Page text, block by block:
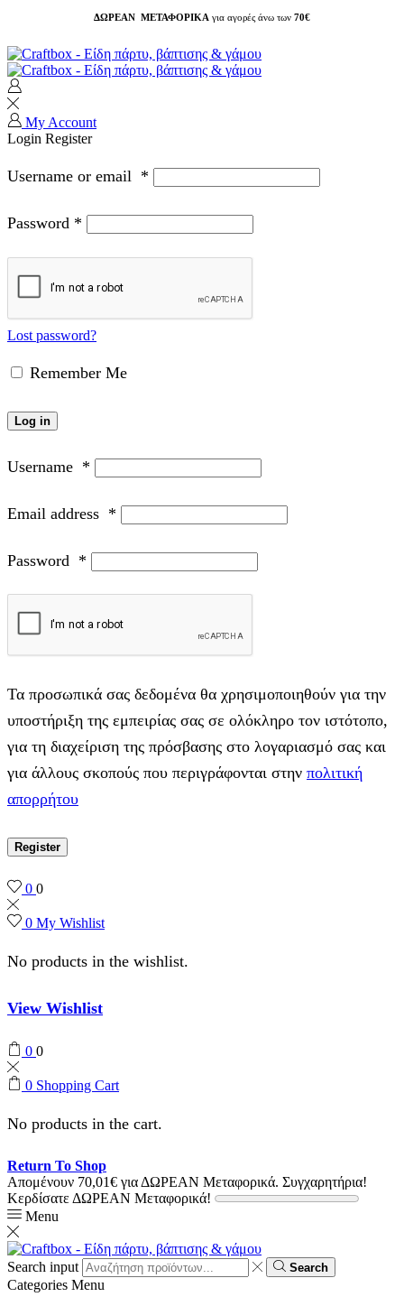
ΔΩΡΕΑΝ ΜΕΤΑΦΟΡΙΚΑ για αγορές άνω των 70€
My Account
Login Register
Username or email *
Password *
Lost password?
Remember Me
Log in
Username *
Email address *
Password *
Τα προσωπικά σας δεδομένα θα χρησιμοποιηθούν για την
υποστήριξη της εμπειρίας σας σε ολόκληρο τον ιστότοπο,
για τη διαχείριση της πρόσβασης στο λογαριασμό σας και
για άλλους σκοπούς που περιγράφονται στην πολιτική
απορρήτου
Register
0 0
0 My Wishlist
No products in the wishlist.
View Wishlist
0 0
0 Shopping Cart
No products in the cart.
Return To Shop
Απομένουν 70,01€ για ΔΩΡΕΑΝ Μεταφορικά. Συγχαρητήρια!
Κερδίσατε ΔΩΡΕΑΝ Μεταφορικά!
Menu
Search input Search
Categories Menu